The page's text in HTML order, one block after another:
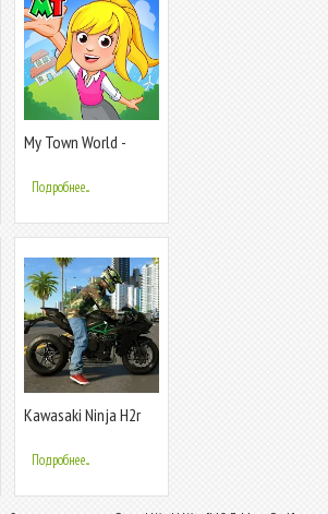
My Town World -
Подробнее...
Kawasaki Ninja H2r
Подробнее...